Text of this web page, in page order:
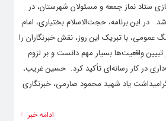
ستاد نماز جمعه و مسئولان شهرستان، در
شد. ‌ در این برنامه، حجت‌الاسلام بختیاری، امام
با تبریک این روز، نقش خبرنگاران را
واقعیت‌ها بسیار مهم دانست و بر لزوم
در کار رسانه‌ای تأکید کرد. ‌ حسین غریب،
گرامیداشت یاد شهید محمود صارمی، خبرنگاری
ادامه خبر